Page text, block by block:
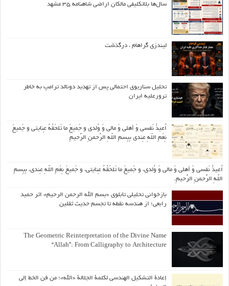
سال‌ها بلاتکلیفی مالکان اراضی شاهنامه ۳۵ مشهد
لیندزی گراهام ، درگذشت
تحلیل سناریوی احتمالی پس از تهدید دونالد ترامپ به خاطر
ترورعلیه ایران
اُعیذُ نَفسی وَ أهلی وَ مالی وَ وُلدی و جَمیعَ ما تَلحَقُهُ عِنایتی و جَمیعَ
نِعَمِ اللّهِ عِندی بِبِسمِ اللّهِ الرَّحمنِ الرَّحیمِ
اُعیذُ نَفسی وَ أهلی وَ مالی وَ وُلدی، و جَمیعَ ما تَلحَقُهُ عِنایتی، و جَمیعَ نِعَمِ اللّهِ عِندی، بِبِسمِ
اللّهِ الرَّحمنِ الرَّحیمِ.
بازخوانی تحلیلی تابلوی «بسم الله الرحمن الرحیم» اثر حمید
رابعی؛ از هندسه نقطه تا تجسم حدیث ثقلین
The Geometric Reinterpretation of the Divine Name
“Allah”: From Calligraphy to Architecture
إعادة التشكيل الهندسي لكلمة الجلالة «الله»؛ من فن الخط إلى